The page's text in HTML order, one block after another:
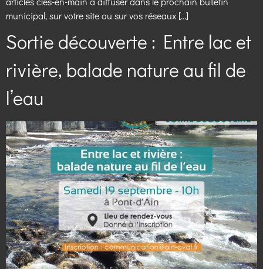
municipal, sur votre site ou sur vos réseaux […]
Sortie découverte : Entre lac et
rivière, balade nature au fil de
l’eau